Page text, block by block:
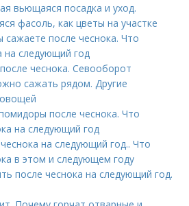
вьющаяся посадка и уход.
фасоль, как цветы на участке
сажаете после чеснока. Что
на следующий год
чеснока. Севооборот
сажать рядом. Другие
после чеснока. Что
на следующий год
на следующий год.. Что
в этом и следующем году
после чеснока на следующий год.